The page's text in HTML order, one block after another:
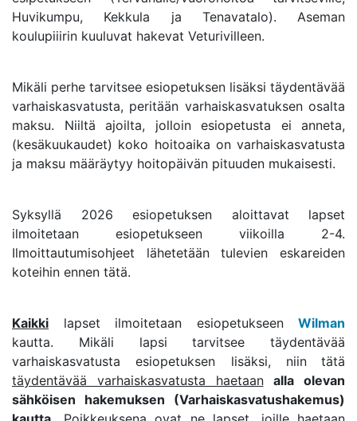
Huvikumpu, Kekkula ja Tenavatalo). Aseman
koulupiiirin kuuluvat hakevat Veturivilleen.
Mikäli perhe tarvitsee esiopetuksen lisäksi täydentävää
varhaiskasvatusta, peritään varhaiskasvatuksen osalta
maksu. Niiltä ajoilta, jolloin esiopetusta ei anneta,
(kesäkuukaudet) koko hoitoaika on varhaiskasvatusta
ja maksu määräytyy hoitopäivän pituuden mukaisesti.
Syksyllä 2026 esiopetuksen aloittavat lapset
ilmoitetaan esiopetukseen viikoilla 2-4.
Ilmoittautumisohjeet lähetetään tulevien eskareiden
koteihin ennen tätä.
Kaikki lapset ilmoitetaan esiopetukseen Wilman
kautta. Mikäli lapsi tarvitsee täydentävää
varhaiskasvatusta esiopetuksen lisäksi, niin
tätä
täydentävää varhaiskasvatusta haetaan
alla olevan
sähköisen hakemuksen (Varhaiskasvatushakemus)